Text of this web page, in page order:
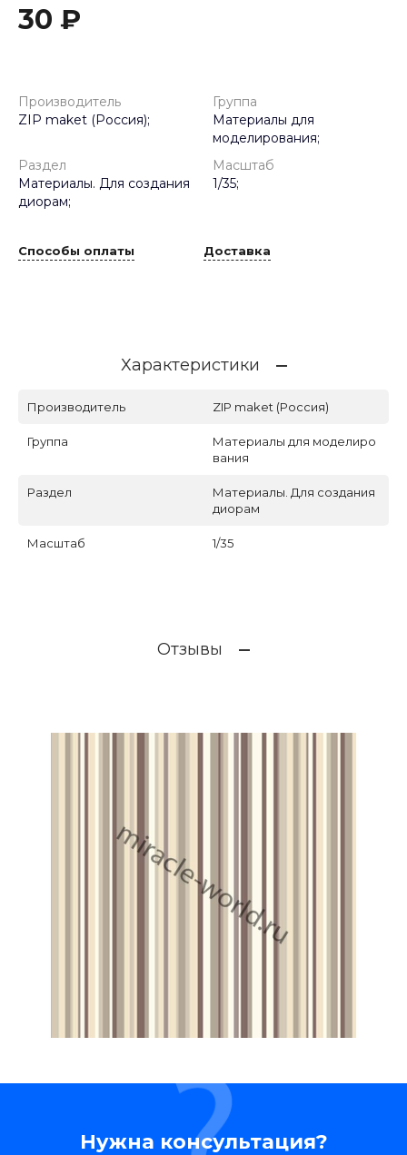
30 ₽
Производитель
ZIP maket (Россия);
Группа
Материалы для
моделирования;
Раздел
Материалы. Для создания
диорам;
Масштаб
1/35;
Способы оплаты Доставка
Характеристики
Производитель ZIP maket (Россия)
Группа
Материалы для моделиро
вания
Раздел
Материалы. Для создания
диорам
Масштаб 1/35
Отзывы
Нужна консультация?